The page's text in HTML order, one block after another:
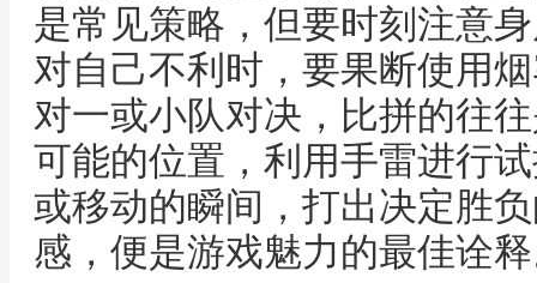
是常见策略，但要时刻注意
对自己不利时，要果断使用
对一或小队对决，比拼的往
可能的位置，利用手雷进行
或移动的瞬间，打出决定胜
感，便是游戏魅力的最佳诠